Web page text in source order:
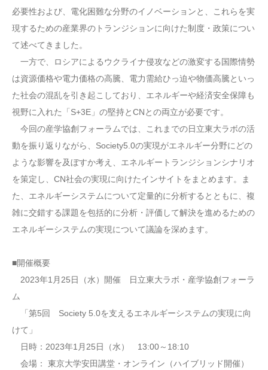
必要性および、電化困難な分野のイノベーションと、これらを実
現するための産業界のトランジションに向けた制度・政策につい
て述べてきました。
一方で、ロシアによるウクライナ侵攻などの激変する国際情勢
は資源価格や電力価格の高騰、電力需給ひっ迫や物価高騰といっ
た社会の混乱を引き起こしており、エネルギーや経済安全保障も
視野に入れた「S+3E」の堅持とCNとの両立が必要です。
今回の産学協創フォーラムでは、これまでの日立東大ラボの活
動を振り返りながら、Society5.0の実現がエネルギー分野にどの
ような影響を及ぼすか考え、エネルギートランジションシナリオ
を策定し、CN社会の実現に向けたインサイトをまとめます。ま
た、エネルギーシステムについて定量的に分析するとともに、複
雑に交錯する課題を包括的に分析・評価して解決を進めるための
エネルギーシステムの実現について議論を深めます。
■開催概要
2023年1月25日（水）開催 日立東大ラボ・産学協創フォーラ
ム
「第5回 Society 5.0を支えるエネルギーシステムの実現に向
けて」
日時：2023年1月25日（水） 13:00～18:10
会場： 東京大学安田講堂・オンライン（ハイブリッド開催）